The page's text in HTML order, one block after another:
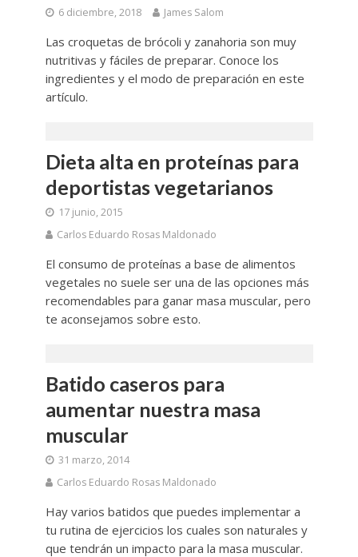
6 diciembre, 2018 James Salom
Las croquetas de brócoli y zanahoria son muy
nutritivas y fáciles de preparar. Conoce los
ingredientes y el modo de preparación en este
artículo.
Dieta alta en proteínas para
deportistas vegetarianos
17 junio, 2015
Carlos Eduardo Rosas Maldonado
El consumo de proteínas a base de alimentos
vegetales no suele ser una de las opciones más
recomendables para ganar masa muscular, pero
te aconsejamos sobre esto.
Batido caseros para
aumentar nuestra masa
muscular
31 marzo, 2014
Carlos Eduardo Rosas Maldonado
Hay varios batidos que puedes implementar a
tu rutina de ejercicios los cuales son naturales y
que tendrán un impacto para la masa muscular.